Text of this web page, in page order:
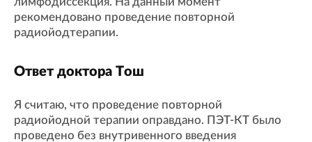
рекомендовано проведение повторной
радиойодтерапии.
Ответ доктора Тош
Я считаю, что проведение повторной
радиойодной терапии оправдано. ПЭТ-КТ было
проведено без внутривенного введения